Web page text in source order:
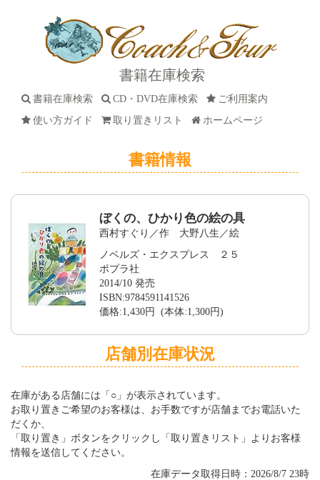
書籍在庫検索
書籍在庫検索 CD・DVD在庫検索
ご利用案内
使い方ガイド
取り置きリスト ホームページ
書籍情報
ぼくの、ひかり色の絵の具
西村すぐり／作 大野八生／絵
ノベルズ・エクスプレス ２５
ポプラ社
2014/10 発売
ISBN:9784591141526
価格:1,430円 (本体:1,300円)
店舗別在庫状況
在庫がある店舗には「○」が表示されています。
お取り置きご希望のお客様は、お手数ですが店舗までお電話いた
だくか、
「取り置き」ボタンをクリックし「取り置きリスト」よりお客様
情報を送信してください。
在庫データ取得日時：2026/8/7 23時